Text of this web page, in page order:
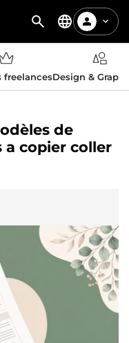
freelancesDesign &
de
a copier coller